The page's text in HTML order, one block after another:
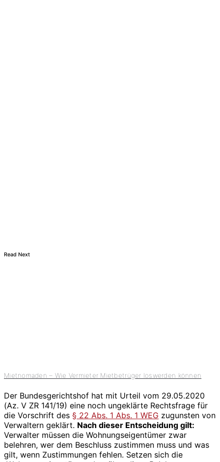
Read Next
Mietnomaden – Wie Vermieter Mietbetrüger loswerden können
Der Bundesgerichtshof hat mit Urteil vom 29.05.2020
(Az. V ZR 141/19) eine noch ungeklärte Rechtsfrage für
die Vorschrift des § 22 Abs. 1 Abs. 1 WEG zugunsten von
Verwaltern geklärt. Nach dieser Entscheidung gilt:
Verwalter müssen die Wohnungseigentümer zwar
belehren, wer dem Beschluss zustimmen muss und was
gilt, wenn Zustimmungen fehlen. Setzen sich die